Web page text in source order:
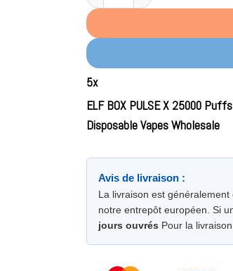
5x
ELF BOX PULSE X 25000
Disposable Vapes Wholesale
Avis de livraison :
La livraison est généralement
notre entrepôt européen. Si
jours ouvrés Pour la livraison.